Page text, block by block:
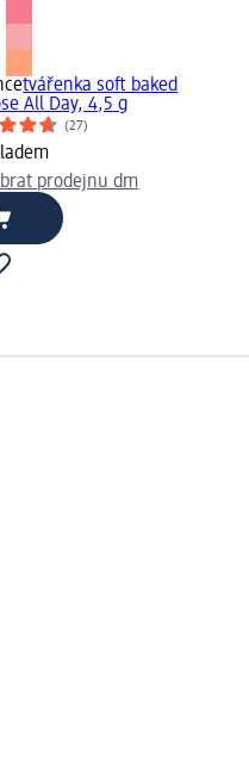
tvářenka soft baked
All Day, 4,5 g
(27)
prodejnu dm